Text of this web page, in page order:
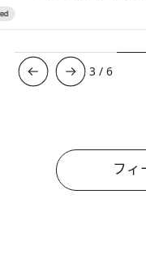
3 /6
フィ